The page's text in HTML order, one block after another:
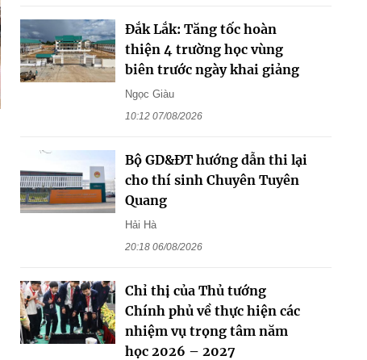
Đắk Lắk: Tăng tốc hoàn
thiện 4 trường học vùng
biên trước ngày khai giảng
Ngọc Giàu
10:12 07/08/2026
Bộ GD&ĐT hướng dẫn thi lại
cho thí sinh Chuyên Tuyên
Quang
Hải Hà
20:18 06/08/2026
Chỉ thị của Thủ tướng
Chính phủ về thực hiện các
nhiệm vụ trọng tâm năm
học 2026 – 2027